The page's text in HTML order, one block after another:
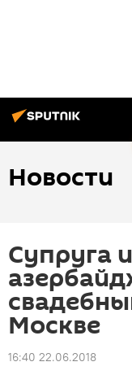
Новости
Супруга
Москве
16:40 22.06.2018